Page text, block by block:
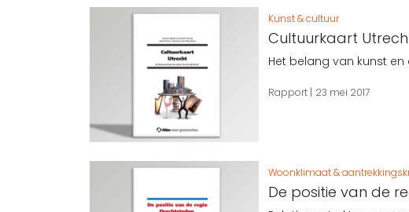
Kunst & cultuur
Cultuurkaart
Het belang van kunst
Rapport 23 mei 2017
Woonklimaat &
De positie van de